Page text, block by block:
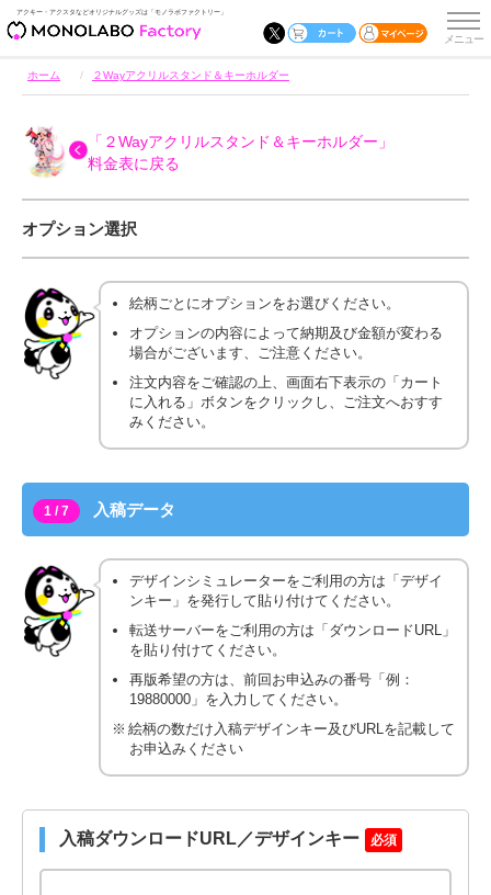
アクキー・アクスタなどオリジナルグッズは「モノラボファクトリー」
ホーム ２Wayアクリルスタンド＆キーホルダー
「２Wayアクリルスタンド＆キーホルダー」
料金表に戻る
オプション選択
絵柄ごとにオプションをお選びください。
オプションの内容によって納期及び金額が変わる
場合がございます、ご注意ください。
注文内容をご確認の上、画面右下表示の「カート
に入れる」ボタンをクリックし、ご注文へおすす
みください。
1 / 7 入稿データ
デザインシミュレーターをご利用の方は「デザイ
ンキー」を発行して貼り付けてください。
転送サーバーをご利用の方は「ダウンロードURL」
を貼り付けてください。
再版希望の方は、前回お申込みの番号「例：
19880000」を入力してください。
絵柄の数だけ入稿デザインキー及びURLを記載して
お申込みください
入稿ダウンロードURL／デザインキー 必須